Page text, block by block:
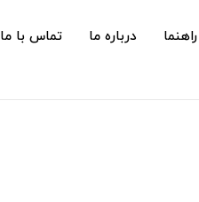
راهنما درباره ما تماس با ما